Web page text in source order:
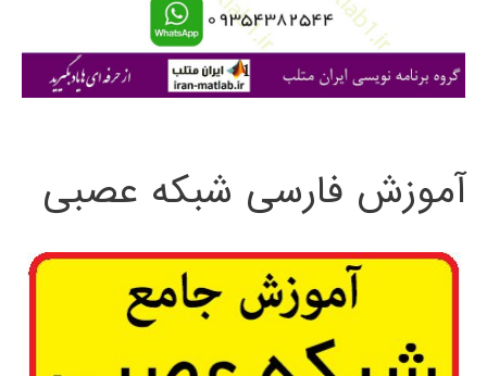
ی
آموزش فارسی شبکه عصبی